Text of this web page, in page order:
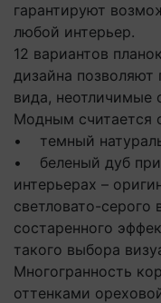
гарантируют
любой интерьер.
12 вариантов
дизайна позволяют
вида, неотличимые
Модным считается
• темный
• беленый дуб
интерьерах –
светловато-серого
состаренного
такого выбора
Многогранность
оттенками